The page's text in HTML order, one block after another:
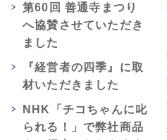
第60回 善通寺まつり
へ協賛させていただき
ました
『経営者の四季』に取
材いただきました
NHK「チコちゃんに叱
られる！」で弊社商品